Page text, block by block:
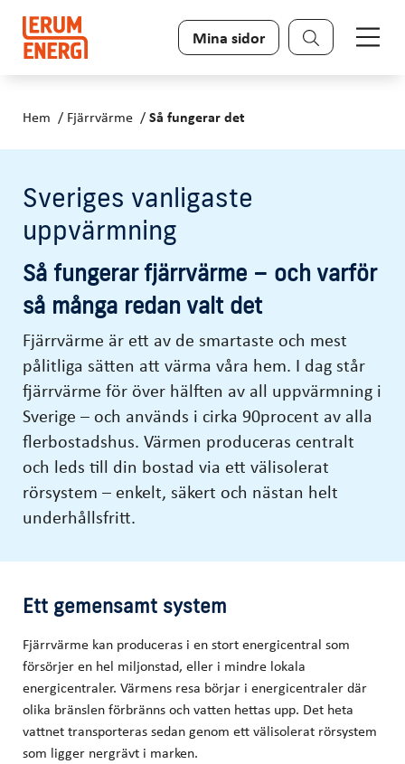
Sök
Mina sidor
Hem Fjärrvärme Så fungerar det
Sveriges vanligaste
uppvärmning
Så fungerar fjärrvärme – och varför
så många redan valt det
Fjärrvärme är ett av de smartaste och mest
pålitliga sätten att värma våra hem. I dag står
fjärrvärme för över hälften av all uppvärmning i
Sverige – och används i cirka 90procent av alla
flerbostadshus. Värmen produceras centralt
och leds till din bostad via ett välisolerat
rörsystem – enkelt, säkert och nästan helt
underhållsfritt.
Ett gemensamt system
Fjärrvärme kan produceras i en stort energicentral som
försörjer en hel miljonstad, eller i mindre lokala
energicentraler. Värmens resa börjar i energicentraler där
olika bränslen förbränns och vatten hettas upp. Det heta
vattnet transporteras sedan genom ett välisolerat rörsystem
som ligger nergrävt i marken.